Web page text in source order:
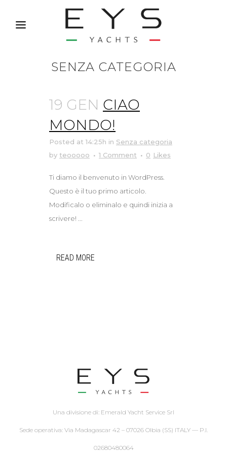
SENZA CATEGORIA
19 GEN CIAO
MONDO!
Posted at 14:25h in Senza categoria
by teooooo 1 Comment 0 Likes
Ti diamo il benvenuto in WordPress.
Questo è il tuo primo articolo.
Modificalo o eliminalo e quindi inizia a
scrivere! ...
READ MORE
Una divisione di: Emerald Yacht Service Srl
Sede operativa: Via Madagascar 42 – 07026 Olbia (SS) ITALY — P.I.
02680480064